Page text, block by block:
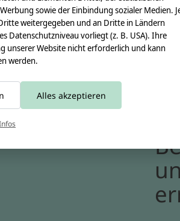
sowie der Einbindung sozialer Medien.
weitergegeben und an Dritte in Ländern
Datenschutzniveau vorliegt (z. B. USA). Ihre
unserer Website nicht erforderlich und kann
werden.
Alles akzeptieren